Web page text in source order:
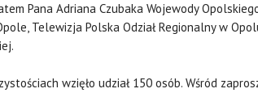
Pana Adriana Czubaka Wojewody
Telewizja Polska Odział Regionalny w
wzięło udział 150 osób. Wśród